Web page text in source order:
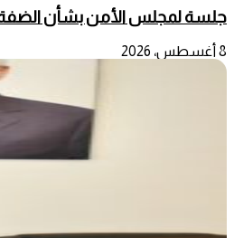
جلسة لمجلس الأمن بشأن الضفة
8 أغسطس، 2026